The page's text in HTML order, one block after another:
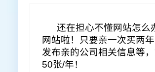
还在担心不懂网站怎么
网站啦！只要亲一次买两
发布亲的公司相关信息等
50张/年！